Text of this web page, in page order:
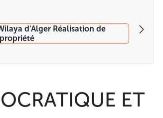
de la loi N° 23-12 du 05/08/2023 fixant
portant réglementation des marchés
ou cabinets d'experts comptables
DA (Trois Mille Dinars) auprès de :
fiscal : 098916090001039
ET